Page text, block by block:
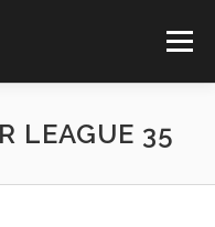
Menù
CALCIO A 5
LEAGUE 35